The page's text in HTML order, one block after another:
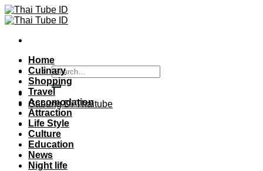
Skip
to
Gabung Di Thaitube
Home
Culinary
Shopping
Travel
Accomodation
Attraction
Life Style
Culture
Education
News
Night life